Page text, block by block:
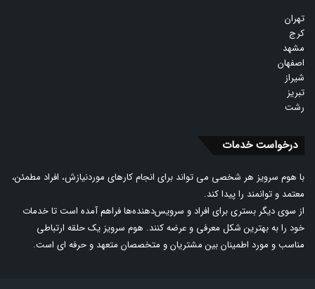
تهران
کرج
مشهد
اصفهان
شیراز
تبریز
رشت
درخواست خدمات
با هوم سرویز هر شخصی می تواند برای انجام کارهای موردنیازش، افراد مطمئن،
معتمد و توانمند را پیدا کند.
از سوی دیگر بستری برای افراد و سرویس‌دهنده‌ها فراهم آمده است تا خدمات
خود را به بهترین شکل معرفی و عرضه کنند. هوم سرویز یک حلقه ارتباطی
مناسب و مورد اطمینان بین مشتریان و متخصصان متعهد و حرفه ای است.